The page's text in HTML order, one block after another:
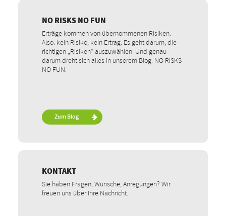
BEITRÄGE
NO RISKS NO FUN
Erträge kommen von übernommenen Risiken.
Also: kein Risiko, kein Ertrag. Es geht darum, die
richtigen „Risiken“ auszuwählen. Und genau
darum dreht sich alles in unserem Blog: NO RISKS
NO FUN.
Zum Blog
KONTAKT
Sie haben Fragen, Wünsche, Anregungen? Wir
freuen uns über Ihre Nachricht.